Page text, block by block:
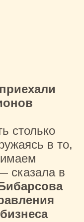
столько
в то,
сказала в